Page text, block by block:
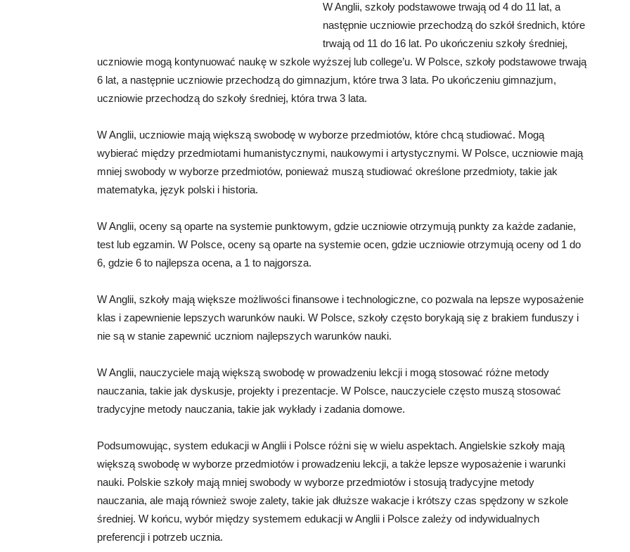
W Anglii, szkoły podstawowe trwają od 4 do 11 lat, a
następnie uczniowie przechodzą do szkół średnich, które
trwają od 11 do 16 lat. Po ukończeniu szkoły średniej,
uczniowie mogą kontynuować naukę w szkole wyższej lub college’u. W Polsce, szkoły podstawowe trwają
6 lat, a następnie uczniowie przechodzą do gimnazjum, które trwa 3 lata. Po ukończeniu gimnazjum,
uczniowie przechodzą do szkoły średniej, która trwa 3 lata.
W Anglii, uczniowie mają większą swobodę w wyborze przedmiotów, które chcą studiować. Mogą
wybierać między przedmiotami humanistycznymi, naukowymi i artystycznymi. W Polsce, uczniowie mają
mniej swobody w wyborze przedmiotów, ponieważ muszą studiować określone przedmioty, takie jak
matematyka, język polski i historia.
W Anglii, oceny są oparte na systemie punktowym, gdzie uczniowie otrzymują punkty za każde zadanie,
test lub egzamin. W Polsce, oceny są oparte na systemie ocen, gdzie uczniowie otrzymują oceny od 1 do
6, gdzie 6 to najlepsza ocena, a 1 to najgorsza.
W Anglii, szkoły mają większe możliwości finansowe i technologiczne, co pozwala na lepsze wyposażenie
klas i zapewnienie lepszych warunków nauki. W Polsce, szkoły często borykają się z brakiem funduszy i
nie są w stanie zapewnić uczniom najlepszych warunków nauki.
W Anglii, nauczyciele mają większą swobodę w prowadzeniu lekcji i mogą stosować różne metody
nauczania, takie jak dyskusje, projekty i prezentacje. W Polsce, nauczyciele często muszą stosować
tradycyjne metody nauczania, takie jak wykłady i zadania domowe.
Podsumowując, system edukacji w Anglii i Polsce różni się w wielu aspektach. Angielskie szkoły mają
większą swobodę w wyborze przedmiotów i prowadzeniu lekcji, a także lepsze wyposażenie i warunki
nauki. Polskie szkoły mają mniej swobody w wyborze przedmiotów i stosują tradycyjne metody
nauczania, ale mają również swoje zalety, takie jak dłuższe wakacje i krótszy czas spędzony w szkole
średniej. W końcu, wybór między systemem edukacji w Anglii i Polsce zależy od indywidualnych
preferencji i potrzeb ucznia.